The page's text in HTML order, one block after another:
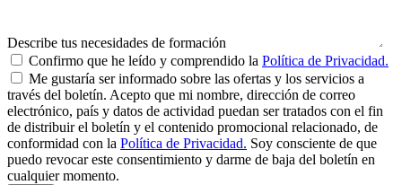
Describe tus necesidades de formación
Confirmo que he leído y comprendido la Política de Privacidad.
Me gustaría ser informado sobre las ofertas y los servicios a
través del boletín. Acepto que mi nombre, dirección de correo
electrónico, país y datos de actividad puedan ser tratados con el fin
de distribuir el boletín y el contenido promocional relacionado, de
conformidad con la Política de Privacidad. Soy consciente de que
puedo revocar este consentimiento y darme de baja del boletín en
cualquier momento.